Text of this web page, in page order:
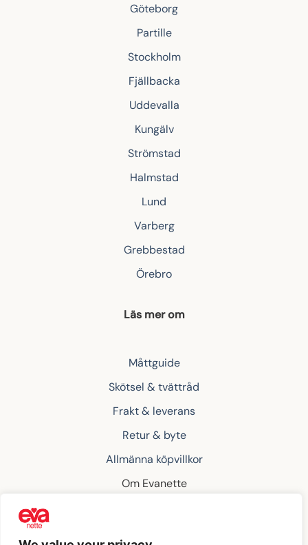
Göteborg
Partille
Stockholm
Fjällbacka
Uddevalla
Kungälv
Strömstad
Halmstad
Lund
Varberg
Grebbestad
Örebro
Läs mer om
Måttguide
Skötsel & tvättråd
Frakt & leverans
Retur & byte
Allmänna köpvillkor
Om Evanette